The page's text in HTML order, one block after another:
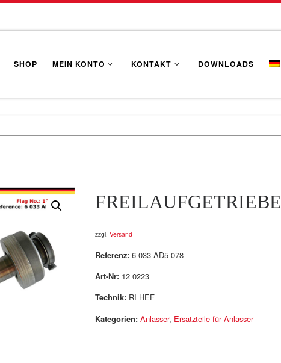
SHOP MEIN KONTO KONTAKT DOWNLOADS
FREILAUFGETRIEBE
zzgl. Versand
Referenz: 6 033 AD5 078
Art-Nr: 12 0223
Technik: RI HEF
Kategorien: Anlasser, Ersatzteile für Anlasser